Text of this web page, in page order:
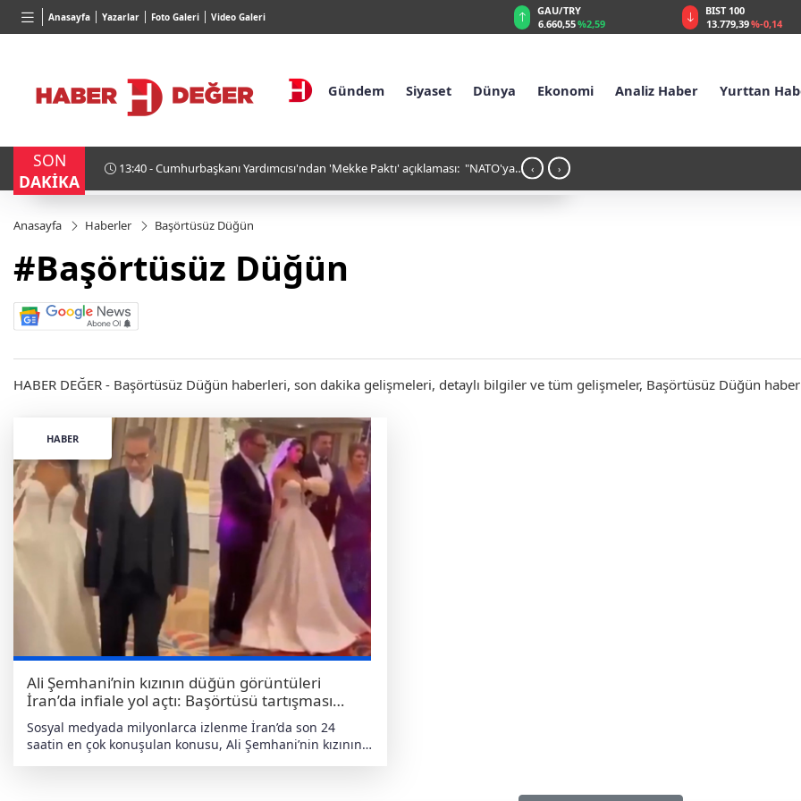
Anasayfa Yazarlar Foto Galeri Video Galeri
TND
16,3788%0,90
BGN
27,9743 %-0,22
GAU/TRY
6.660,55%2,59
BIST 100
13.779,39%-0,14
Gündem Siyaset Dünya Ekonomi Analiz Haber Yurttan
SON
DAKİKA
13:40 - Cumhurbaşkanı Yardımcısı'ndan 'Mekke Paktı' açıklaması: "NATO'ya ‹ ›
Anasayfa Haberler Başörtüsüz Düğün
#Başörtüsüz Düğün
HABER DEĞER - Başörtüsüz Düğün haberleri, son dakika gelişmeleri, detaylı bilgiler ve tüm gelişmeler, Başörtüsüz Düğün
HABER
Ali Şemhani’nin kızının düğün görüntüleri
İran’da infiale yol açtı: Başörtüsü tartışması
büyüyor
Sosyal medyada milyonlarca izlenme İran’da son 24
saatin en çok konuşulan konusu, Ali Şemhani’nin kızının